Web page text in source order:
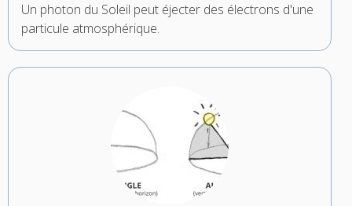
Un photon du Soleil peut éjecter des électrons d'une
particule atmosphérique.